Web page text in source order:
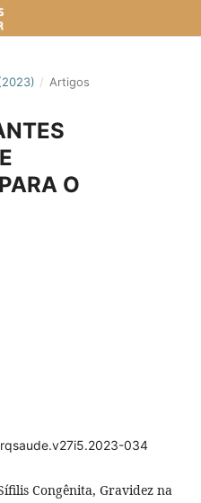
/ Artigos
O
034
Congênita, Gravidez na